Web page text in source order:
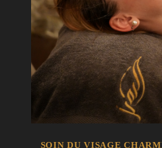
EN SAVOIR +
SOIN DU VISAGE